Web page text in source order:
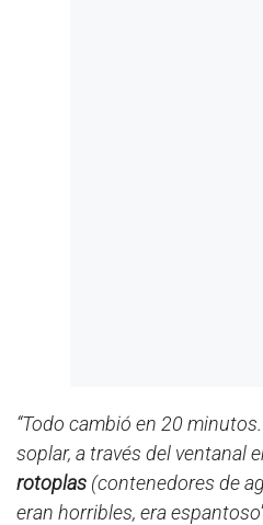
“Todo cambió en 20
soplar, a través del ventanal
rotoplas (contenedores de
eran horribles, era espantoso